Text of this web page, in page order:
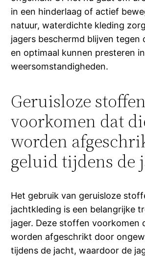
in een hinderlaag of actief
natuur, waterdichte kleding
jagers beschermd blijven tegen
en optimaal kunnen presteren
weersomstandigheden.
Geruisloze stoffen
voorkomen dat
worden
geluid tijdens de
Het gebruik van geruisloze
jachtkleding is een belangrijke
jager. Deze stoffen voorkomen
worden afgeschrikt door
tijdens de jacht, waardoor de